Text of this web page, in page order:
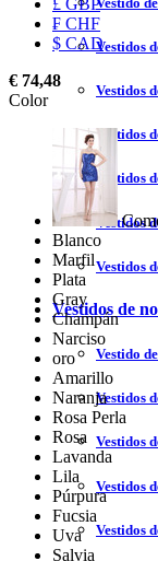
Vestidos
Vestidos
Vestidos
Vestidos
Vestidos
Vestidos
Vestidos de
Vestido
Vestidos
Vestidos
Vestidos
Vestidos
£ GBP
₣ CHF
$ CAD
€ 74,48
Color
Blanco
Marfil
Plata
Gray
Champán
Narciso
oro
Amarillo
Naranja
Rosa Perla
Rosa
Lavanda
Lila
Púrpura
Fucsia
Uva
Salvia